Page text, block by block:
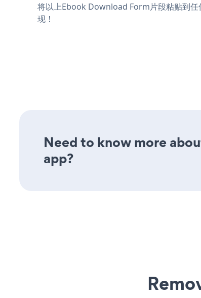
将以上Ebook Download Form片段粘贴到
现！
Need to know more
app?